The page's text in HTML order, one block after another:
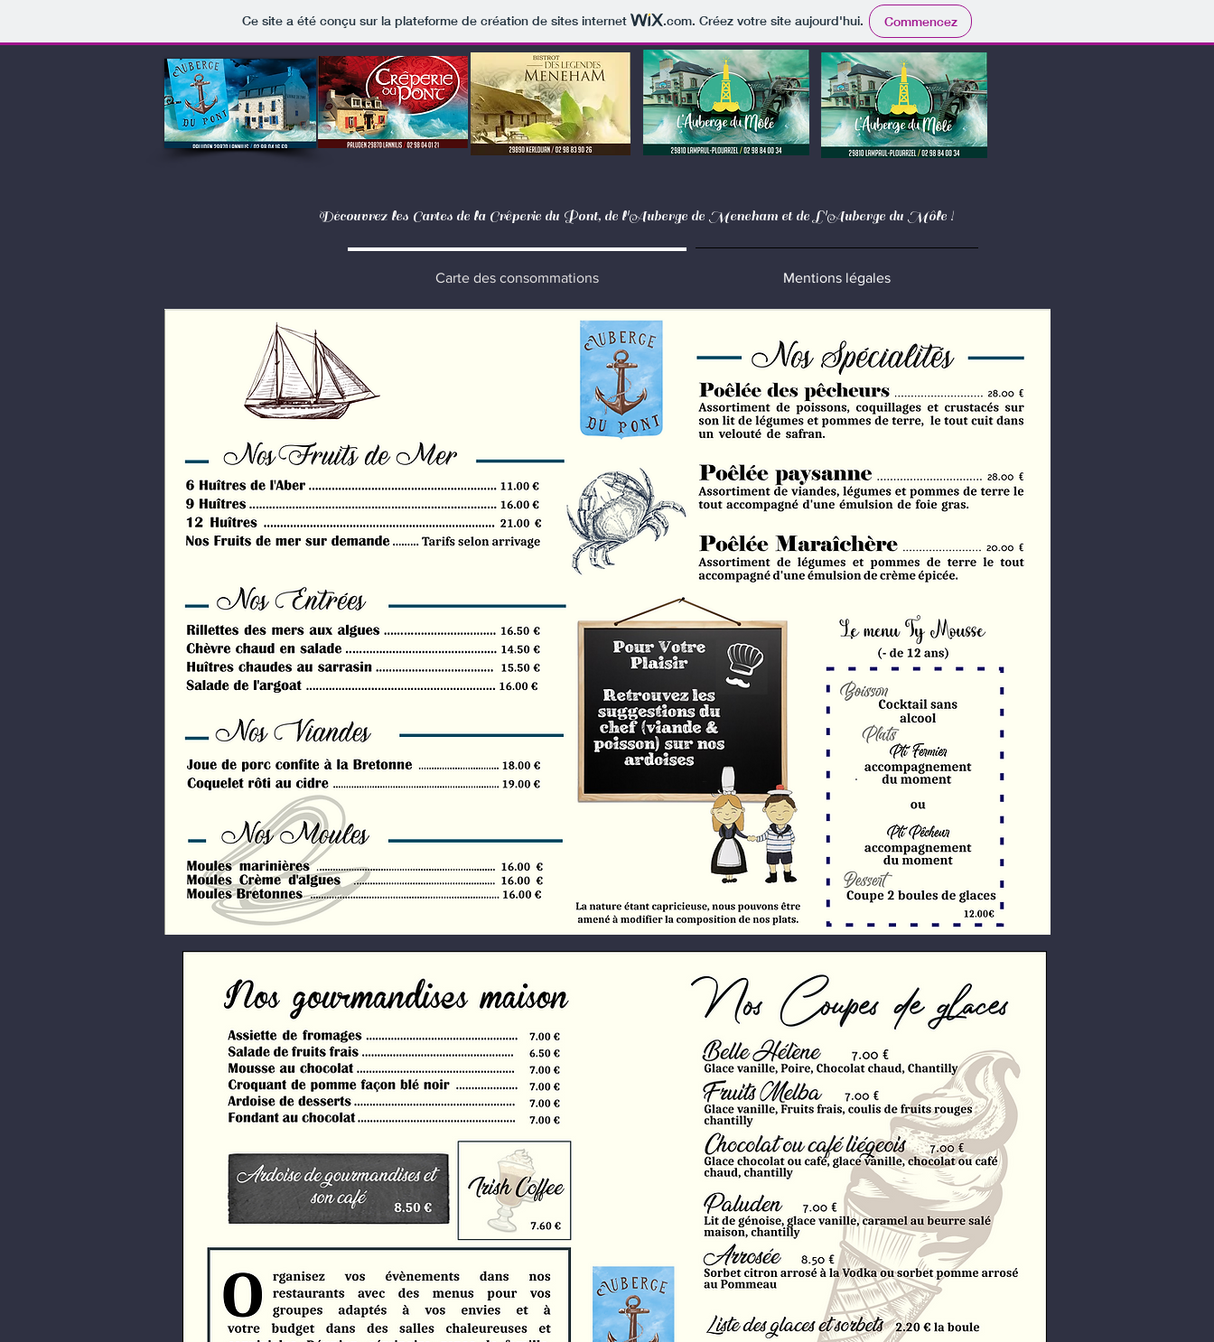
Ce site a été conçu sur la plateforme de création de sites internet .com. Créez votre site aujourd'hui. Commencez
Découvrez les Cartes de la Crêperie du Pont, de l'Auberge de Meneham et de L'Auberge du Môle !
Carte des consommations Mentions légales